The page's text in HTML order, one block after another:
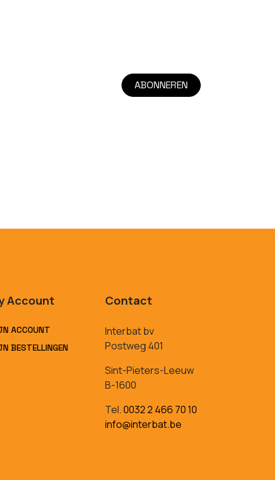
ABONNEREN
Account
ACCOUNT
BESTELLINGEN
Contact
Interbat bv
Postweg 401
Sint-Pieters-Leeuw
B-1600
Tel.0032 2 466 70 10
info@interbat.be